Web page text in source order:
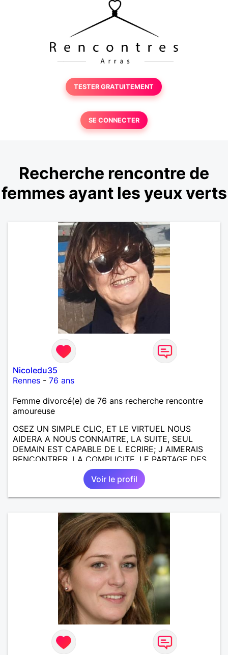
TESTER GRATUITEMENT
SE CONNECTER
Recherche rencontre de
femmes ayant les yeux verts
Nicoledu35
Rennes - 76 ans
Femme divorcé(e) de 76 ans recherche rencontre
amoureuse
OSEZ UN SIMPLE CLIC, ET LE VIRTUEL NOUS
AIDERA A NOUS CONNAITRE, LA SUITE, SEUL
DEMAIN EST CAPABLE DE L ECRIRE; J AIMERAIS
RENCONTRER, LA COMPLICITE, LE PARTAGE DES
BELLES CHOSES DE LA VIE : BALADES, VOYAGES
EN FRANCE OU AILLEURS. ETRE A L ECOUTE DE L
AUTRE, ET LA VIE SERA PLUS BELLE
ENCORE.....................
Voir le profil